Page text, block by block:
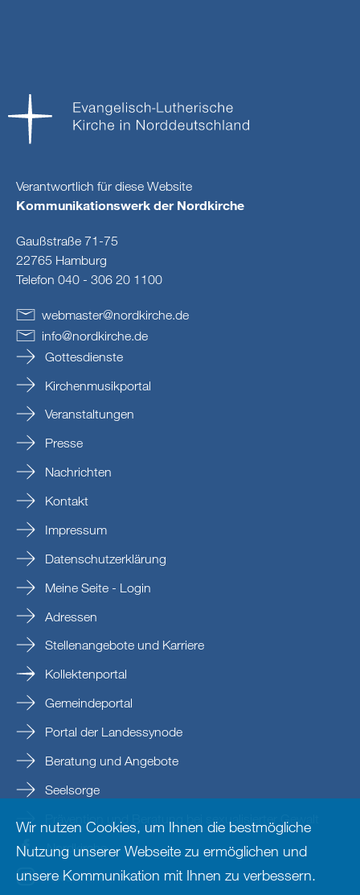
Verantwortlich für diese Website
Kommunikationswerk der Nordkirche
Gaußstraße 71-75
22765 Hamburg
Telefon 040 - 306 20 1100
webmaster@nordkirche.de
info@nordkirche.de
Gottesdienste
Kirchenmusikportal
Veranstaltungen
Presse
Nachrichten
Kontakt
Impressum
Datenschutzerklärung
Meine Seite - Login
Adressen
Stellenangebote und Karriere
Kollektenportal
Gemeindeportal
Portal der Landessynode
Beratung und Angebote
Seelsorge
Prävention und Beratung bei sexualisierter Gewalt
Nordkirche
nordkirche
Wir nutzen Cookies, um Ihnen die bestmögliche
Nutzung unserer Webseite zu ermöglichen und
unsere Kommunikation mit Ihnen zu verbessern.